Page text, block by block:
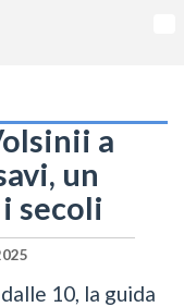
a
un
secoli
dalle 10, la guida